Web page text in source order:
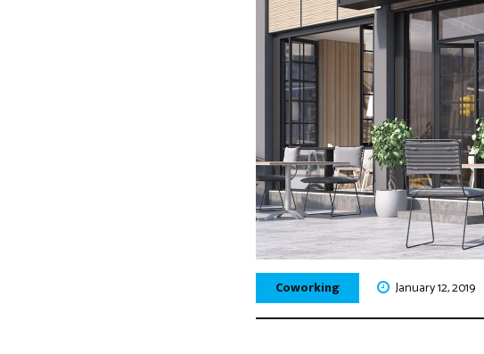
Coworking January 12, 2019